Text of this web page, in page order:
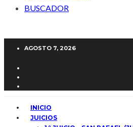
BUSCADOR
AGOSTO 7, 2026
INICIO
JUICIOS